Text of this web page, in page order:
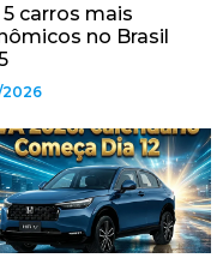
carros mais
no Brasil
2026